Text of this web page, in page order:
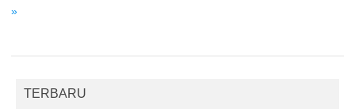
»
TERBARU